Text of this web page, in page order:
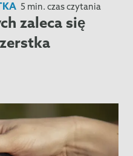
5 min. czas czytania
zaleca się